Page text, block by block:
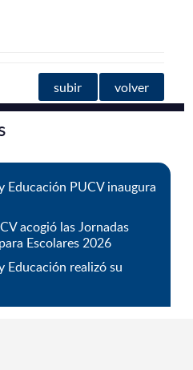
subir volver
Educación PUCV inaugura
acogió las Jornadas
Escolares 2026
Educación realizó su